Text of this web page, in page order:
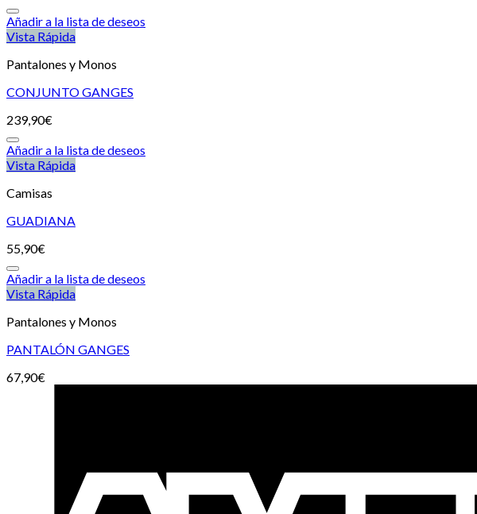
Añadir a la lista de deseos
Vista Rápida
Pantalones y Monos
CONJUNTO GANGES
239,90€
Añadir a la lista de deseos
Vista Rápida
Camisas
GUADIANA
55,90€
Añadir a la lista de deseos
Vista Rápida
Pantalones y Monos
PANTALÓN GANGES
67,90€